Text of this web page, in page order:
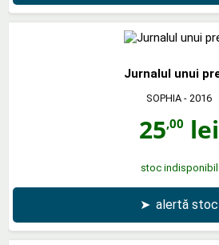
Jurnalul unui
SOPHIA - 2016
25,00 lei
stoc indisponibil
➤ alertă stoc